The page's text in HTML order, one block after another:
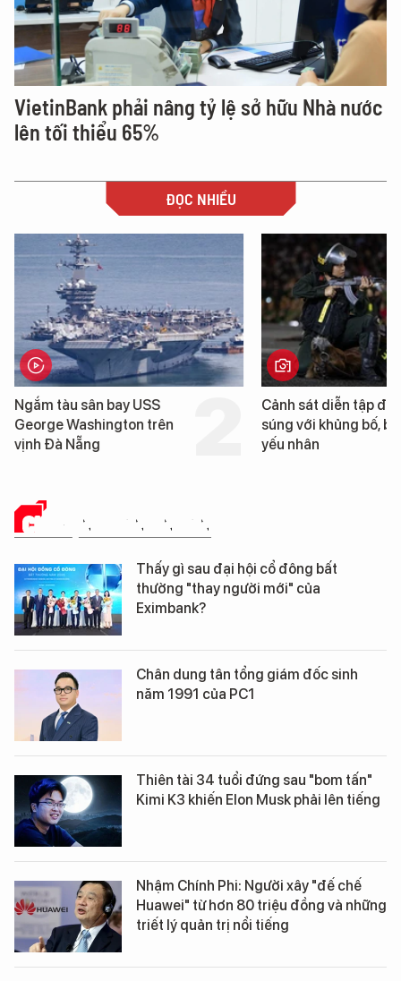
VietinBank phải nâng tỷ lệ sở hữu Nhà nước
lên tối thiểu 65%
ĐỌC NHIỀU
Ngắm tàu sân bay USS
George Washington trên
vịnh Đà Nẵng
Cảnh sát diễn tập
súng với khủng bố,
yếu nhân
CHUYỆN DOANH NHÂN
Thấy gì sau đại hội cổ đông bất
thường "thay người mới" của
Eximbank?
Chân dung tân tổng giám đốc sinh
năm 1991 của PC1
Thiên tài 34 tuổi đứng sau "bom tấn"
Kimi K3 khiến Elon Musk phải lên tiếng
Nhậm Chính Phi: Người xây "đế chế
Huawei" từ hơn 80 triệu đồng và những
triết lý quản trị nổi tiếng